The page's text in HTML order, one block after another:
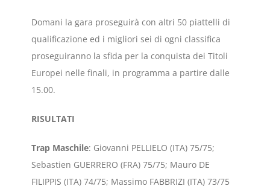
Domani la gara proseguirà con altri 50 piattelli di
qualificazione ed i migliori sei di ogni classifica
proseguiranno la sfida per la conquista dei Titoli
Europei nelle finali, in programma a partire dalle
15.00.
RISULTATI
Trap Maschile: Giovanni PELLIELO (ITA) 75/75;
Sebastien GUERRERO (FRA) 75/75; Mauro DE
FILIPPIS (ITA) 74/75; Massimo FABBRIZI (ITA) 73/75